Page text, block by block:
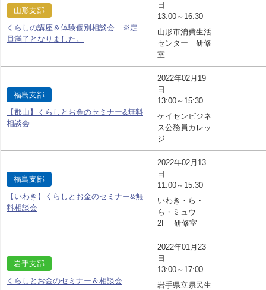
山形支部
くらしの講座＆体験個別相談会 ※定
員満了となりました。
日
13:00～16:30
山形市消費生活
センター 研修
室
福島支部
【郡山】くらしとお金のセミナー&無料
相談会
2022年02月19
日
13:00～15:30
ケイセンビジネ
ス公務員カレッ
ジ
福島支部
【いわき】くらしとお金のセミナー&無
料相談会
2022年02月13
日
11:00～15:30
いわき・ら・
ら・ミュウ
2F 研修室
岩手支部
くらしとお金のセミナー＆相談会
2022年01月23
日
13:00～17:00
岩手県立県民生